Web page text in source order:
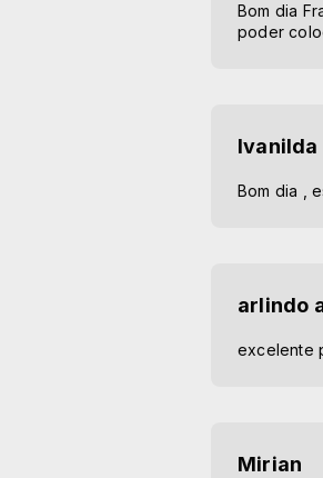
Bom dia
poder
Ivanilda
Bom dia ,
arlindo
excelente
Mirian